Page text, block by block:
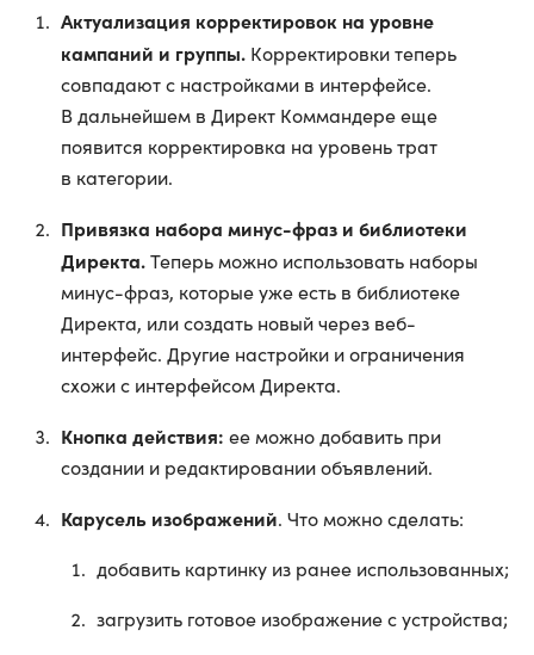
Актуализация корректировок на уровне
кампаний и группы. Корректировки теперь
совпадают с настройками в интерфейсе.
В дальнейшем в Директ Коммандере еще
появится корректировка на уровень трат
в категории.
Привязка набора минус-фраз и библиотеки
Директа.Теперь можно использовать наборы
минус-фраз, которые уже есть в библиотеке
Директа, или создать новый через веб-
интерфейс. Другие настройки и ограничения
схожи с интерфейсом Директа.
Кнопка действия: ее можно добавить при
создании и редактировании объявлений.
Карусель изображений. Что можно сделать:
добавить картинку из ранее использованных;
загрузить готовое изображение с устройства;